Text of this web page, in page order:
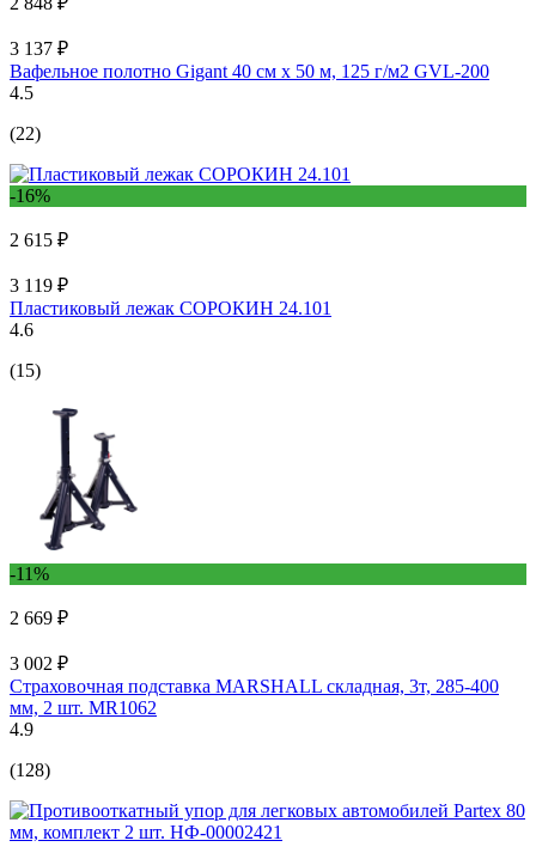
3 137 ₽
Вафельное полотно Gigant 40 см х 50 м, 125 г/м2 GVL-200
4.5
(22)
-16%
2 615 ₽
3 119 ₽
Пластиковый лежак СОРОКИН 24.101
4.6
(15)
-11%
2 669 ₽
3 002 ₽
Страховочная подставка MARSHALL складная, 3т, 285-400
мм, 2 шт. MR1062
4.9
(128)